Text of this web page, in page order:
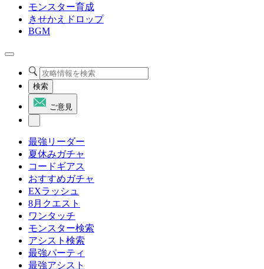
モンスター育成
きせかえドロップ
BGM
検索
ご意見
最強リーダー
夏休みガチャ
コードギアス
おすすめガチャ
EXラッシュ
8月クエスト
ワンタッチ
モンスター検索
アシスト検索
最強パーティ
最強アシスト